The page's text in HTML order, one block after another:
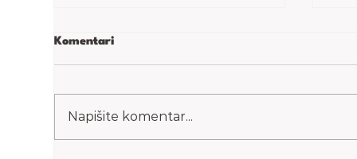
Komentari
Napišite komentar...